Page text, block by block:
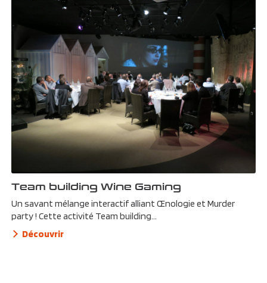
Team building Wine Gaming
Un savant mélange interactif alliant Œnologie et Murder
party ! Cette activité Team building...
Découvrir